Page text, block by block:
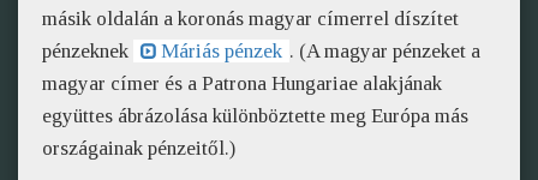
másik oldalán a koronás magyar címerrel díszítet
pénzeknek
Máriás pénzek . (A magyar pénzeket a
magyar címer és a Patrona Hungariae alakjának
együttes ábrázolása különböztette meg Európa más
országainak pénzeitől.)